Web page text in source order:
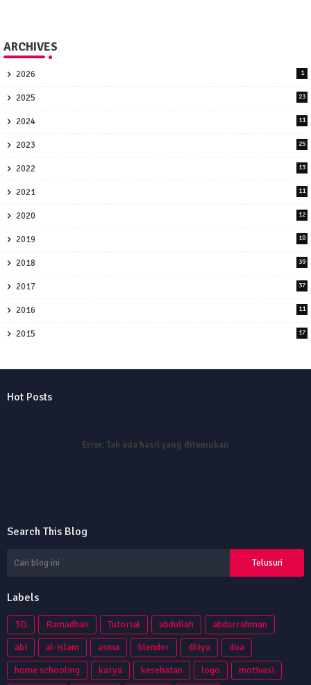
ARCHIVES
2026 1
2025 23
2024 11
2023 25
2022 13
2021 11
2020 12
2019 10
2018 39
2017 37
2016 11
2015 17
Hot Posts
Error: Tak ada hasil yang ditemukan
Search This Blog
Labels
3D Ramadhan Tutorial abdullah
abdurrahman
abi
al-islam asma blender dhiya
doa
home schooling
karya kesehatan logo
motivasi